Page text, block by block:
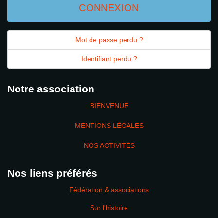
CONNEXION
Mot de passe perdu ?
Identifiant perdu ?
Notre association
BIENVENUE
MENTIONS LÉGALES
NOS ACTIVITÉS
Nos liens préférés
Fédération & associations
Sur l'histoire